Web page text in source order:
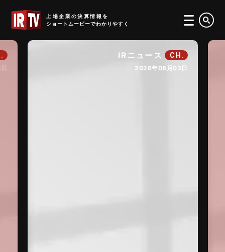
IRニュース CH.
2026年08月03日
IRTV
上場企業の決算情報を
ショートムービーでわかりやすく